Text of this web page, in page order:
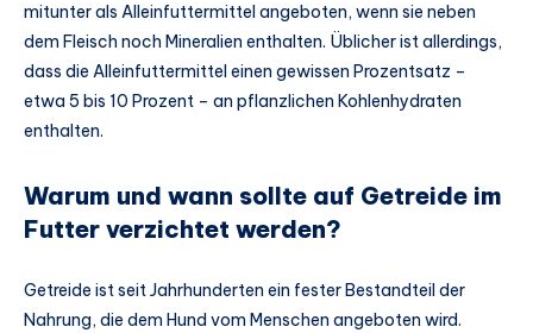
mitunter als Alleinfuttermittel angeboten, wenn sie neben
dem Fleisch noch Mineralien enthalten. Üblicher ist allerdings,
dass die Alleinfuttermittel einen gewissen Prozentsatz –
etwa 5 bis 10 Prozent – an pflanzlichen Kohlenhydraten
enthalten.
Warum und wann sollte auf Getreide im
Futter verzichtet werden?
Getreide ist seit Jahrhunderten ein fester Bestandteil der
Nahrung, die dem Hund vom Menschen angeboten wird.